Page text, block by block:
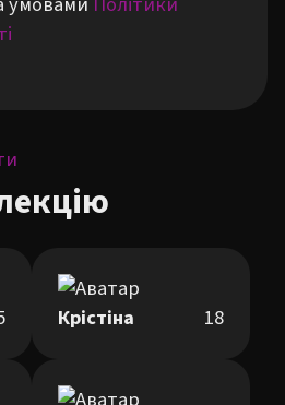
Крістіна 18